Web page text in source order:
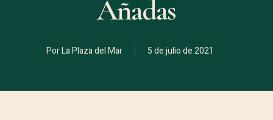
Añadas
PorLa Plaza del Mar 5 de julio de 2021